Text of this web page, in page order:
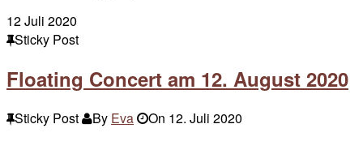
12Juli 2020
Sticky Post
Floating Concert am 12. August 2020
Sticky Post By Eva On 12. Juli 2020